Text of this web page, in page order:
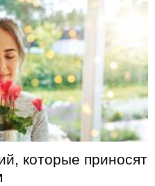
которые приносят